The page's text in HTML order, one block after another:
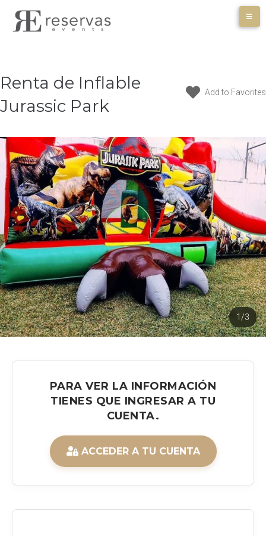
Renta de Inflable
Jurassic Park
Add to Favorites
1/3
PARA VER LA INFORMACIÓN
TIENES QUE INGRESAR A TU
CUENTA.
ACCEDER A TU CUENTA